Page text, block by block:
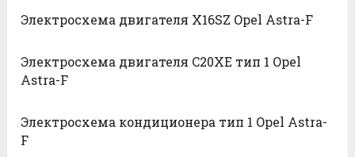
Электросхема двигателя X16SZ Opel Astra-F
Электросхема двигателя C20XE тип 1 Opel
Astra-F
Электросхема кондиционера тип 1 Opel Astra-
F